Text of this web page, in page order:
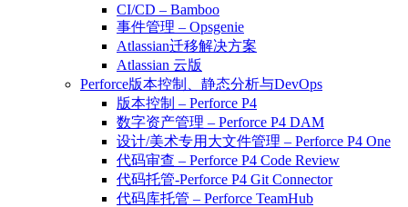
CI/CD – Bamboo
事件管理 – Opsgenie
Atlassian迁移解决方案
Atlassian 云版
Perforce版本控制、静态分析与DevOps
版本控制 – Perforce P4
数字资产管理 – Perforce P4 DAM
设计/美术专用大文件管理 – Perforce P4 One
代码审查 – Perforce P4 Code Review
代码托管-Perforce P4 Git Connector
代码库托管 – Perforce TeamHub